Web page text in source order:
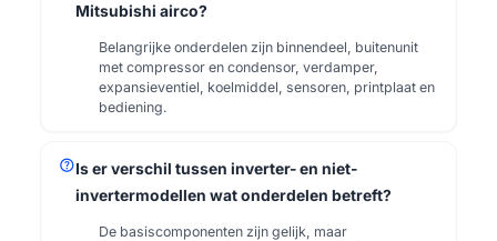
Mitsubishi airco?
Belangrijke onderdelen zijn binnendeel, buitenunit
met compressor en condensor, verdamper,
expansieventiel, koelmiddel, sensoren, printplaat en
bediening.
helpIs er verschil tussen inverter- en niet-
invertermodellen wat onderdelen betreft?
De basiscomponenten zijn gelijk, maar